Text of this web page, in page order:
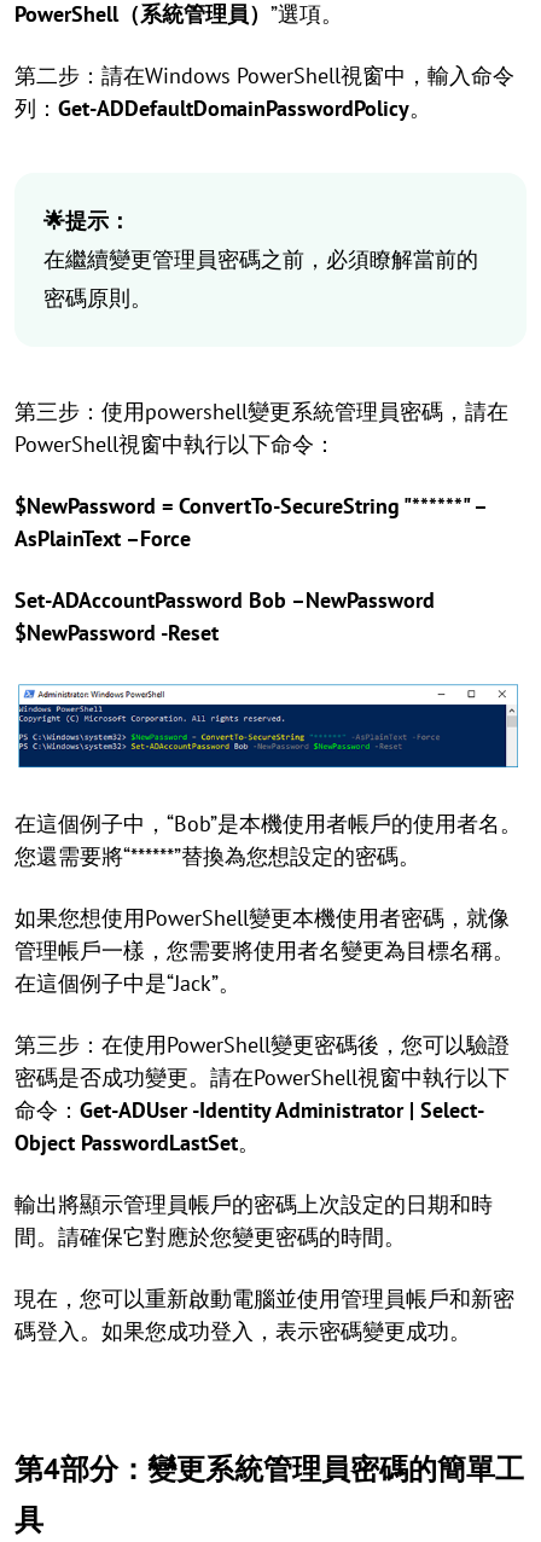
PowerShell（系統管理員） ”選項。
第二步：請在Windows PowerShell視窗中，輸入命令
列： Get-ADDefaultDomainPasswordPolicy。
🌟提示：
在繼續變更管理員密碼之前，必須瞭解當前的
密碼原則。
第三步：使用powershell變更系統管理員密碼，請在
PowerShell視窗中執行以下命令：
$NewPassword = ConvertTo-SecureString "******" –
AsPlainText –Force
Set-ADAccountPassword Bob –NewPassword
$NewPassword -Reset
在這個例子中，“Bob”是本機使用者帳戶的使用者名。
您還需要將“******”替換為您想設定的密碼。
如果您想使用PowerShell變更本機使用者密碼，就像
管理帳戶一樣，您需要將使用者名變更為目標名稱。
在這個例子中是“Jack”。
第三步：在使用PowerShell變更密碼後，您可以驗證
密碼是否成功變更。請在PowerShell視窗中執行以下
命令： Get-ADUser -Identity Administrator | Select-
Object PasswordLastSet。
輸出將顯示管理員帳戶的密碼上次設定的日期和時
間。請確保它對應於您變更密碼的時間。
現在，您可以重新啟動電腦並使用管理員帳戶和新密
碼登入。如果您成功登入，表示密碼變更成功。
第4部分：變更系統管理員密碼的簡單工
具